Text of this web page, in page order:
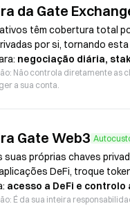
da Gate
têm cobertura total
por si, tornando
negociação diária,
Não controla diretamente as
a sua conta.
Gate Web3
suas próprias chaves
DeFi, troque
acesso a DeFi e controlo
É da sua inteira